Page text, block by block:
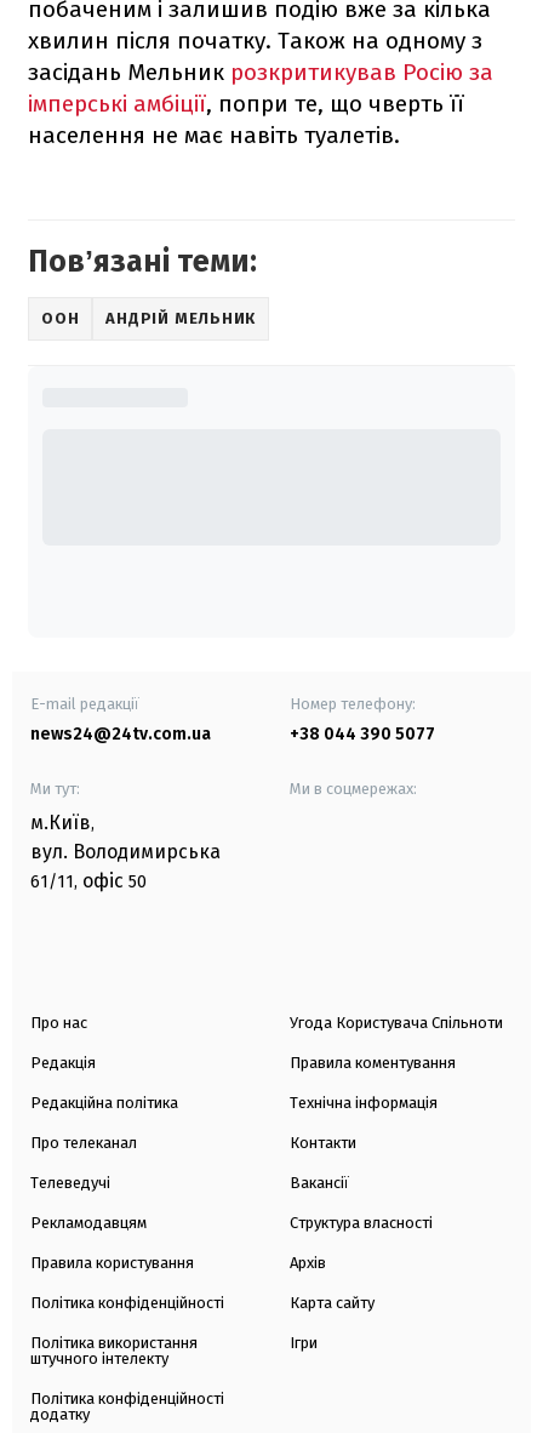
побаченим і залишив подію вже за кілька
хвилин після початку. Також на одному з
засідань Мельник розкритикував Росію за
імперські амбіції, попри те, що чверть її
населення не має навіть туалетів.
Повʼязані теми:
ООН АНДРІЙ МЕЛЬНИК
E-mail редакції
news24@24tv.com.ua
Номер телефону:
+38 044 390 5077
Ми тут:
м.Київ,
вул. Володимирська
61/11, офіс 50
Ми в соцмережах:
Про нас
Редакція
Редакційна політика
Про телеканал
Телеведучі
Рекламодавцям
Правила користування
Політика конфіденційності
Політика використання
штучного інтелекту
Політика конфіденційності
додатку
Угода Користувача Спільноти
Правила коментування
Технічна інформація
Контакти
Вакансії
Структура власності
Архів
Карта сайту
Ігри